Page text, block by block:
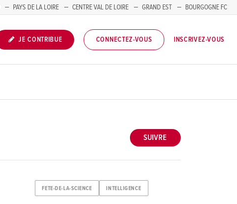
PAYS DE LA LOIRE CENTRE VAL DE LOIRE GRAND EST
BOURGOGNE FC
JE CONTRIBUE CONNECTEZ-VOUS INSCRIVEZ-VOUS
SUIVRE
FETE-DE-LA-SCIENCE INTELLIGENCE